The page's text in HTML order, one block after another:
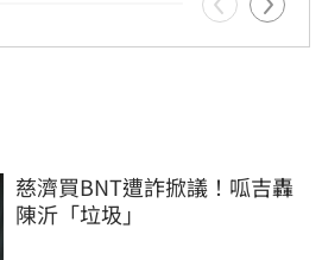
慈濟買BNT遭詐掀議！呱吉轟
陳沂「垃圾」